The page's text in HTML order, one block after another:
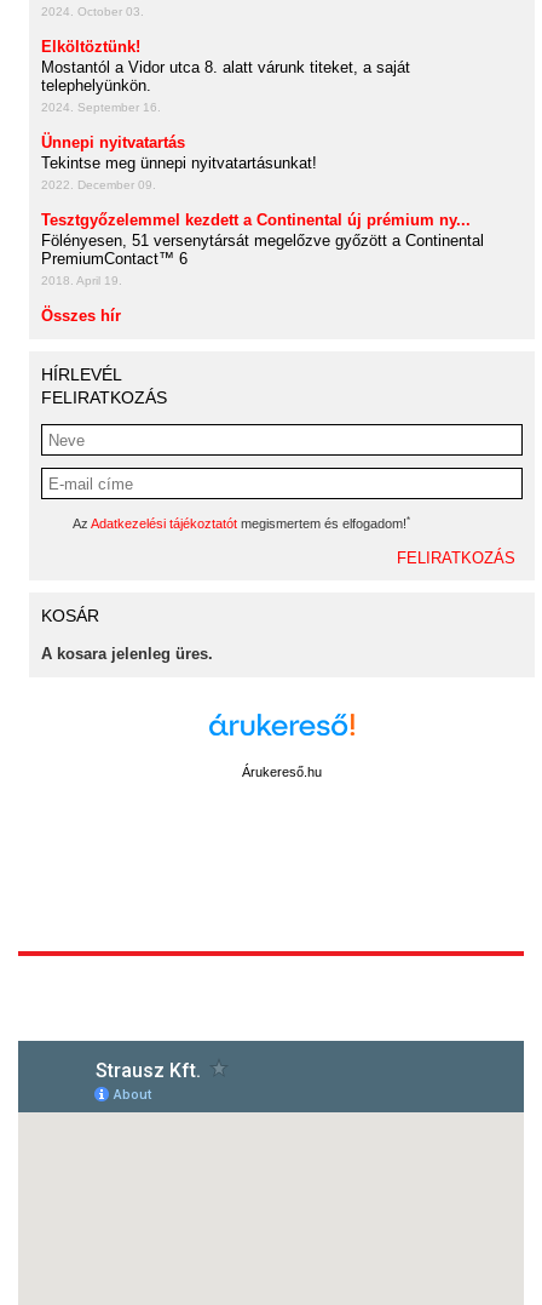
2024. October 03.
Elköltöztünk!
Mostantól a Vidor utca 8. alatt várunk titeket, a saját
telephelyünkön.
2024. September 16.
Ünnepi nyitvatartás
Tekintse meg ünnepi nyitvatartásunkat!
2022. December 09.
Tesztgyőzelemmel kezdett a Continental új prémium ny...
Fölényesen, 51 versenytársát megelőzve győzött a Continental
PremiumContact™ 6
2018. April 19.
Összes hír
HÍRLEVÉL
FELIRATKOZÁS
Az Adatkezelési tájékoztatót megismertem és elfogadom!*
KOSÁR
A kosara jelenleg üres.
Árukereső.hu